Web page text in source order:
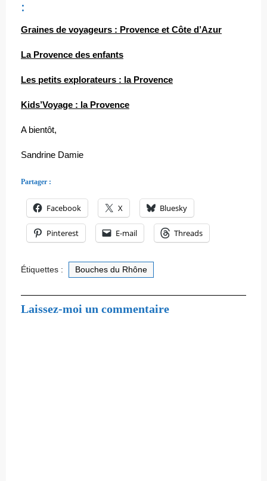
:
Graines de voyageurs : Provence et Côte d’Azur
La Provence des enfants
Les petits explorateurs : la Provence
Kids’Voyage : la Provence
A bientôt,
Sandrine Damie
Partager :
Facebook X Bluesky
Pinterest E-mail Threads
Étiquettes : Bouches du Rhône
Laissez-moi un commentaire